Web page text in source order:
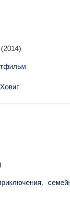
(2014)
,